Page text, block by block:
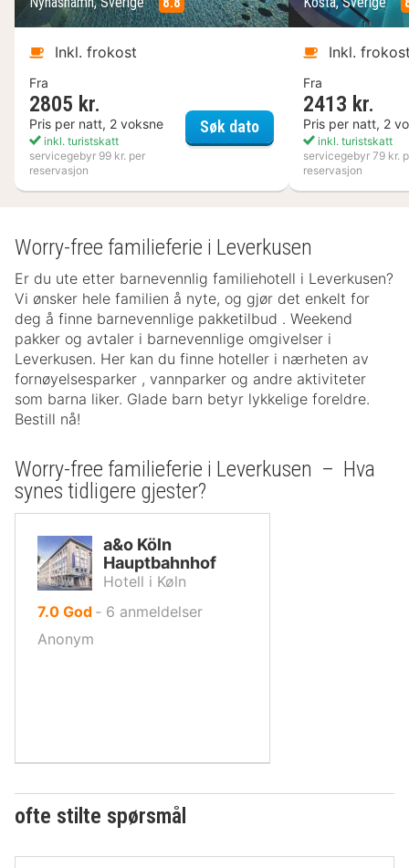
Inkl. frokost
Fra
2805 kr.
Pris per natt, 2 voksne
inkl. turistskatt
servicegebyr 99 kr. per
reservasjon
Søk datoNynäs Havsbad
Inkl.
Fra
2413 kr.
Pris per natt, 2
inkl. turistskatt
servicegebyr 79 kr.
reservasjon
Worry-free familieferie i Leverkusen
Er du ute etter barnevennlig familiehotell i Leverkusen?
Vi ønsker hele familien å nyte, og gjør det enkelt for
deg å finne barnevennlige pakketilbud . Weekend
pakker og avtaler i barnevennlige omgivelser i
Leverkusen. Her kan du finne hoteller i nærheten av
fornøyelsesparker , vannparker og andre aktiviteter
som barna liker. Glade barn betyr lykkelige foreldre.
Bestill nå!
Worry-free familieferie i Leverkusen – Hva
synes tidligere gjester?
a&o Köln
Hauptbahnhof
Hotell i Køln
7.0av
God ‐ 6 anmeldelser
Anonym
ofte stilte spørsmål